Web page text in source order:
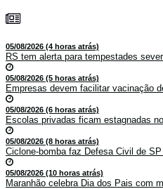
05/08/2026 (4 horas atrás)
RS tem alerta para tempestades
05/08/2026 (5 horas atrás)
Empresas devem facilitar vacinação
05/08/2026 (6 horas atrás)
Escolas privadas ficam estagnadas
05/08/2026 (8 horas atrás)
Ciclone-bomba faz Defesa Civil de SP
05/08/2026 (10 horas atrás)
Maranhão celebra Dia dos Pais com